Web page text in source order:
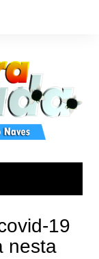
19
nesta